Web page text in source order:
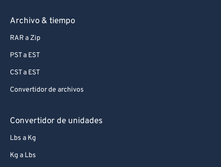
Archivo & tiempo
RAR a Zip
PST a EST
CST a EST
Convertidor de archivos
Convertidor de unidades
Lbs a Kg
Kg a Lbs